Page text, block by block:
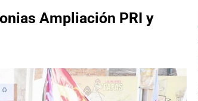
Ampliación PRI y